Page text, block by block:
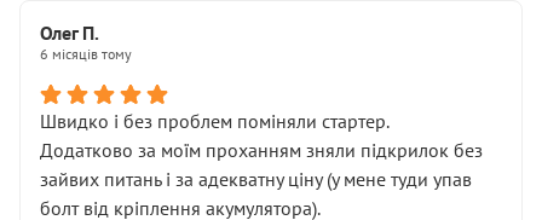
Олег П.
6 місяців тому
Швидко і без проблем поміняли стартер.
Додатково за моїм проханням зняли підкрилок без
зайвих питань і за адекватну ціну (у мене туди упав
болт від кріплення акумулятора).